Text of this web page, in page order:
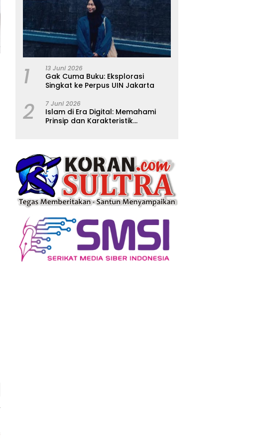
1 13 Juni 2026
Gak Cuma Buku: Eksplorasi
Singkat ke Perpus UIN Jakarta
2 7 Juni 2026
Islam di Era Digital: Memahami
Prinsip dan Karakteristik